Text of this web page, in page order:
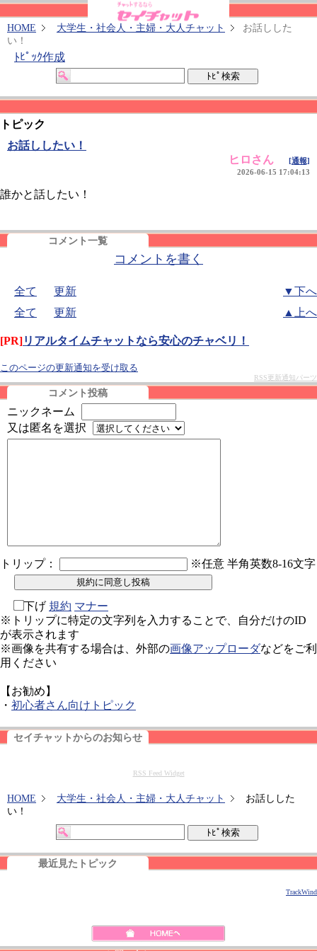
HOME 大学生・社会人・主婦・大人チャット
お話しした
い！
ﾄﾋﾟｯｸ作成
トピック
お話ししたい！
ヒロさん
[通報]
2026-06-15 17:04:13
誰かと話したい！
コメント一覧
コメントを書く
全て 更新
▼下へ
全て
更新 ▲上へ
[PR]リアルタイムチャットなら安心のチャベリ！
このページの更新通知を受け取る
RSS更新通知パーツ
コメント投稿
ニックネーム
又は匿名を選択
トリップ： ※任意 半角英数8-16文字
下げ 規約 マナー
※トリップに特定の文字列を入力することで、自分だけのID
が表示されます
※画像を共有する場合は、外部の画像アップローダなどをご利
用ください
【お勧め】
・ 初心者さん向けトピック
セイチャットからのお知らせ
RSS Feed Widget
HOME 大学生・社会人・主婦・大人チャット
お話しした
い！
最近見たトピック
TrackWind